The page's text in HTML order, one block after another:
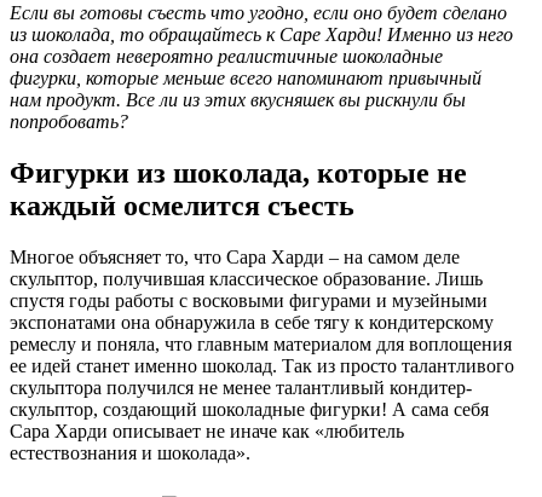
Если вы готовы съесть что угодно, если оно будет сделано
из шоколада, то обращайтесь к Саре Харди! Именно из него
она создает невероятно реалистичные шоколадные
фигурки, которые меньше всего напоминают привычный
нам продукт. Все ли из этих вкусняшек вы рискнули бы
попробовать?
Фигурки из шоколада, которые не
каждый осмелится съесть
Многое объясняет то, что Сара Харди – на самом деле
скульптор, получившая классическое образование. Лишь
спустя годы работы с восковыми фигурами и музейными
экспонатами она обнаружила в себе тягу к кондитерскому
ремеслу и поняла, что главным материалом для воплощения
ее идей станет именно шоколад. Так из просто талантливого
скульптора получился не менее талантливый кондитер-
скульптор, создающий шоколадные фигурки! А сама себя
Сара Харди описывает не иначе как «любитель
естествознания и шоколада».